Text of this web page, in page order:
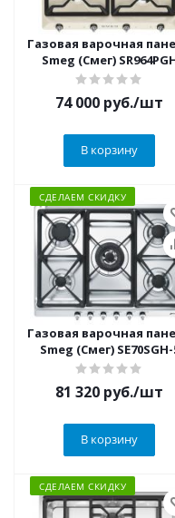
Газовая варочная
Smeg (Смег)
74 000 руб./шт
В корзину
СДЕЛАЕМ СКИДКУ
Газовая варочная
Smeg (Смег) SE70SGH-
81 320 руб./шт
В корзину
СДЕЛАЕМ СКИДКУ